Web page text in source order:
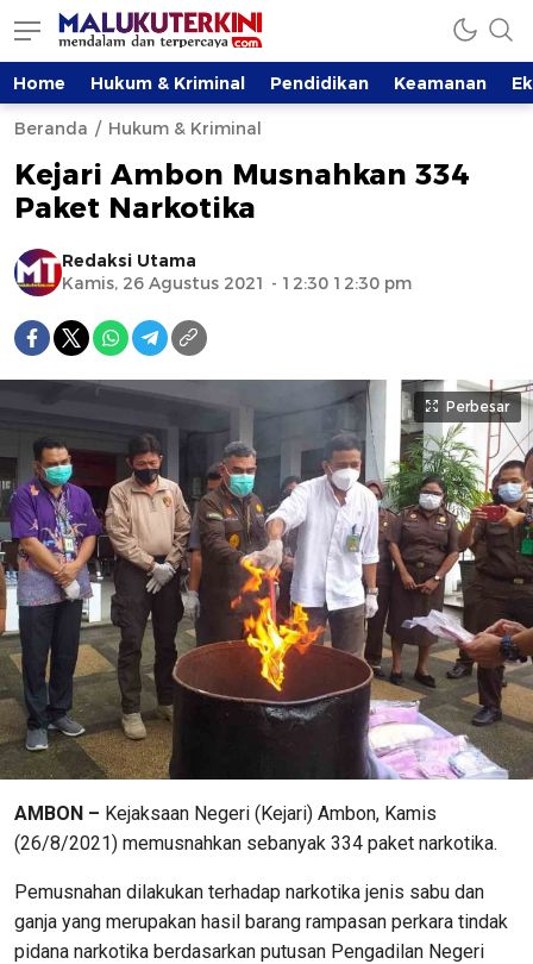
Home Hukum & Kriminal Pendidikan Keamanan
Beranda Hukum & Kriminal
Kejari Ambon Musnahkan 334
Paket Narkotika
Redaksi Utama
Kamis, 26 Agustus 2021 - 12:30 12:30 pm
Perbesar
AMBON – Kejaksaan Negeri (Kejari) Ambon, Kamis
(26/8/2021) memusnahkan sebanyak 334 paket narkotika.
Pemusnahan dilakukan terhadap narkotika jenis sabu dan
ganja yang merupakan hasil barang rampasan perkara tindak
pidana narkotika berdasarkan putusan Pengadilan Negeri